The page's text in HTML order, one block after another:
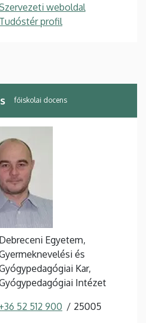
weboldal
Tudóstér profil
főiskolai docens
Debreceni Egyetem,
és
Kar,
Intézet
+36 52 512 900 25005